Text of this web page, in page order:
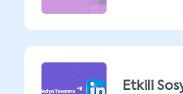
Etkili